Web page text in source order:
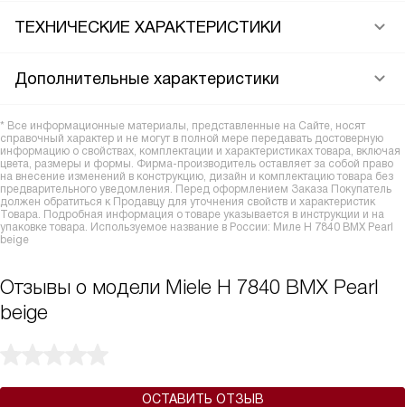
ТЕХНИЧЕСКИЕ ХАРАКТЕРИСТИКИ
Дополнительные характеристики
* Все информационные материалы, представленные на Сайте, носят
справочный характер и не могут в полной мере передавать достоверную
информацию о свойствах, комплектации и характеристиках товара, включая
цвета, размеры и формы. Фирма-производитель оставляет за собой право
на внесение изменений в конструкцию, дизайн и комплектацию товара без
предварительного уведомления. Перед оформлением Заказа Покупатель
должен обратиться к Продавцу для уточнения свойств и характеристик
Товара. Подробная информация о товаре указывается в инструкции и на
упаковке товара. Используемое название в России: Миле H 7840 BMX Pearl
beige
Отзывы о модели Miele H 7840 BMX Pearl
beige
ОСТАВИТЬ ОТЗЫВ